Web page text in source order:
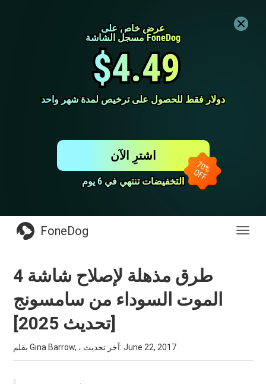
عرض خاص على
عرض خاص على
مسجل الشاشة FoneDog
مسجل الشاشة FoneDog
$4.49
$4.49
دولار فقط للحصول على ترخيص لمدة شهر واحد
دولار فقط للحصول على ترخيص لمدة شهر واحد
التخفيضات تنتهي في 6 يوم
التخفيضات تنتهي في 6 يوم
اشترِ الآن
FoneDog
4 طرق مذهلة لإصلاح شاشة
الموت السوداء من سامسونج
[تحديث 2025]
بقلم Gina Barrow, ، آخر تحديث:June 22, 2017